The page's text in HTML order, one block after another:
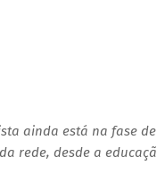
ainda está na fase de
rede, desde a